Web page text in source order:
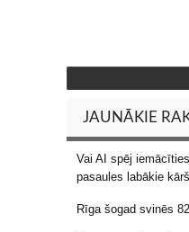
JAUNĀKIE
Vai AI spēj
pasaules labākie
Rīga šogad svinēs